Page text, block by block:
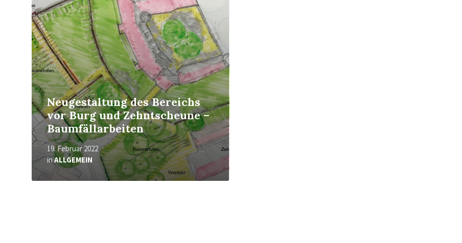
Neugestaltung des Bereichs
vor Burg und Zehntscheune –
Baumfällarbeiten
19. Februar 2022
inALLGEMEIN